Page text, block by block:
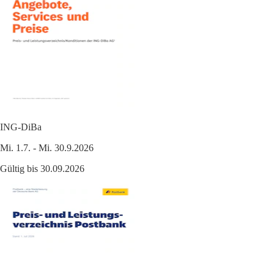
ING-DiBa
Mi. 1.7. - Mi. 30.9.2026
Gültig bis 30.09.2026